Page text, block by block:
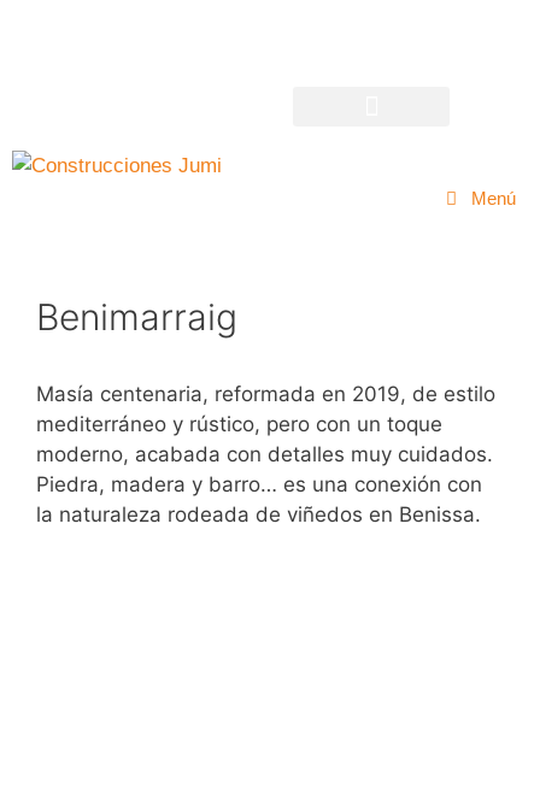
Menú
Benimarraig
Masía centenaria, reformada en 2019, de estilo
mediterráneo y rústico, pero con un toque
moderno, acabada con detalles muy cuidados.
Piedra, madera y barro… es una conexión con
la naturaleza rodeada de viñedos en Benissa.